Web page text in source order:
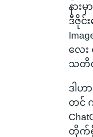
နား
ဒီဇိုင်း
လေး
သတိထ
ဒါဟ
တင် က
တိုက်